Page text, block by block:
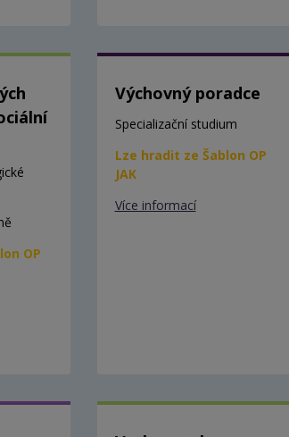
OP
Výchovný poradce
Specializační studium
Lze hradit ze Šablon OP
JAK
Více informací